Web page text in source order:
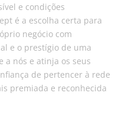
e condições
é a escolha certa para
negócio com
e o prestígio de uma
a nós e atinja os seus
de pertencer à rede
premiada e reconhecida